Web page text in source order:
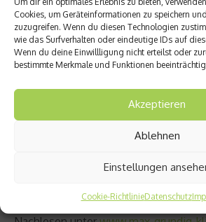
Cookies, um Geräteinformationen zu speichern
zuzugreifen. Wenn du diesen Technologien
wie das Surfverhalten oder eindeutige IDs auf
Wenn du deine Einwillligung nicht erteilst oder
bestimmte Merkmale und Funktionen
Akzeptieren
Ablehnen
Einstellungen
Cookie-RichtlinieDatenschutz
Prof. Dr. med. Curt Diehm
zählt zu den führenden
Medizinern im Südwesten
zahlreicher Fach- und
langjähriger Präsident der
Gefäßmedizin. Seit Mitte 2014
Grundig Klinik in Bühl. Alle Beiträge